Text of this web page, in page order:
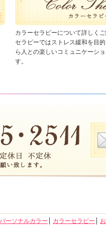
カラーセラピーについて詳しく
セラピーではストレス緩和を目
ら人との楽しいコミュニケーシ
す。
パーソナルカラー カラーセラピー